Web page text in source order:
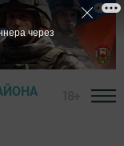
через